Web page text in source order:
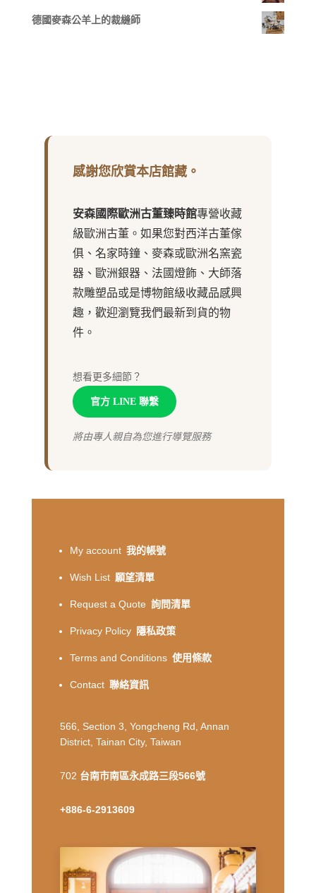
德國麥森公羊上的裁縫師
感謝您欣賞本店館藏。
安森國際歐洲古董臻時館專營收藏
級歐洲古董。如果您對西洋古董傢
俱、名家時鐘、麥森或歐洲名窯瓷
器、歐洲銀器、法國燈飾、大師落
款雕塑品或是博物館級收藏品感興
趣，歡迎瀏覽我們最新到貨的物
件。
想看更多細節？
官方 LINE 聯繫
將由專人親自為您進行導覽服務
My account 我的帳號
Wish List 願望清單
Request a Quote 詢問清單
Privacy Policy 隱私政策
Terms and Conditions 使用條款
Contact 聯絡資訊
566, Section 3, Yongcheng Rd, Annan
District, Tainan City, Taiwan
702 台南市南區永成路三段566號
+886-6-2913609